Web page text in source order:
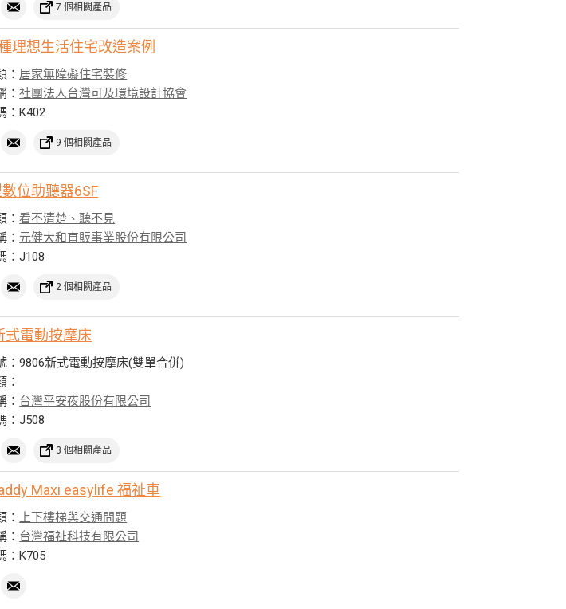
7 個相關產品
理想生活住宅改造案例
： 居家無障礙住宅裝修
：社團法人台灣可及環境設計協會
：K402
9 個相關產品
位助聽器6SF
：看不清楚、聽不見
： 元健大和直販事業股份有限公司
：J108
2 個相關產品
式電動按摩床
：9806新式電動按摩床(雙單合併)
：
： 台灣平安夜股份有限公司
：J508
3 個相關產品
Maxi easylife 福祉車
：
上下樓梯與交通問題
： 台灣福祉科技有限公司
：K705